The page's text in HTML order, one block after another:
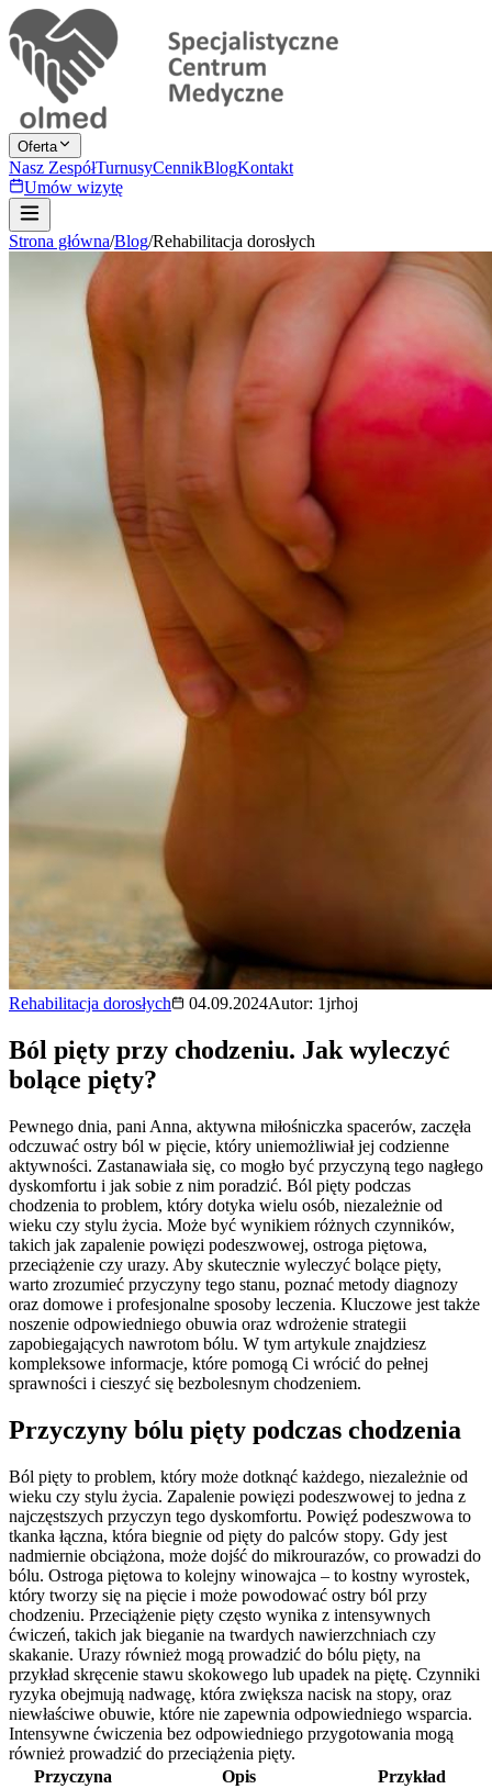
Oferta
Nasz ZespółTurnusyCennikBlogKontakt
Umów wizytę
Strona główna/Blog/Rehabilitacja dorosłych
Rehabilitacja dorosłych 04.09.2024Autor: 1jrhoj
Ból pięty przy chodzeniu. Jak wyleczyć
bolące pięty?
Pewnego dnia, pani Anna, aktywna miłośniczka spacerów, zaczęła
odczuwać ostry ból w pięcie, który uniemożliwiał jej codzienne
aktywności. Zastanawiała się, co mogło być przyczyną tego nagłego
dyskomfortu i jak sobie z nim poradzić. Ból pięty podczas
chodzenia to problem, który dotyka wielu osób, niezależnie od
wieku czy stylu życia. Może być wynikiem różnych czynników,
takich jak zapalenie powięzi podeszwowej, ostroga piętowa,
przeciążenie czy urazy. Aby skutecznie wyleczyć bolące pięty,
warto zrozumieć przyczyny tego stanu, poznać metody diagnozy
oraz domowe i profesjonalne sposoby leczenia. Kluczowe jest także
noszenie odpowiedniego obuwia oraz wdrożenie strategii
zapobiegających nawrotom bólu. W tym artykule znajdziesz
kompleksowe informacje, które pomogą Ci wrócić do pełnej
sprawności i cieszyć się bezbolesnym chodzeniem.
Przyczyny bólu pięty podczas chodzenia
Ból pięty to problem, który może dotknąć każdego, niezależnie od
wieku czy stylu życia. Zapalenie powięzi podeszwowej to jedna z
najczęstszych przyczyn tego dyskomfortu. Powięź podeszwowa to
tkanka łączna, która biegnie od pięty do palców stopy. Gdy jest
nadmiernie obciążona, może dojść do mikrourazów, co prowadzi do
bólu. Ostroga piętowa to kolejny winowajca – to kostny wyrostek,
który tworzy się na pięcie i może powodować ostry ból przy
chodzeniu. Przeciążenie pięty często wynika z intensywnych
ćwiczeń, takich jak bieganie na twardych nawierzchniach czy
skakanie. Urazy również mogą prowadzić do bólu pięty, na
przykład skręcenie stawu skokowego lub upadek na piętę. Czynniki
ryzyka obejmują nadwagę, która zwiększa nacisk na stopy, oraz
niewłaściwe obuwie, które nie zapewnia odpowiedniego wsparcia.
Intensywne ćwiczenia bez odpowiedniego przygotowania mogą
również prowadzić do przeciążenia pięty.
Przyczyna
Opis
Przykład